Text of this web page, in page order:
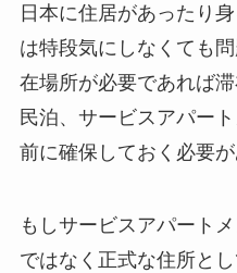
日本に住居があったり
は特段気にしなくても
在場所が必要であれば
民泊、サービスアパー
前に確保しておく必要が
もしサービスアパート
ではなく正式な住所と